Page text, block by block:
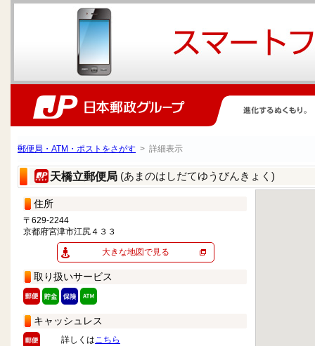
郵便局・ATM・ポストをさがす > 詳細表示
天橋立郵便局 (あまのはしだてゆうびんきょく)
住所
〒629-2244
京都府宮津市江尻４３３
大きな地図で見る
取り扱いサービス
キャッシュレス
詳しくはこちら